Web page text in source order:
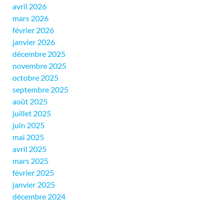
avril 2026
mars 2026
février 2026
janvier 2026
décembre 2025
novembre 2025
octobre 2025
septembre 2025
août 2025
juillet 2025
juin 2025
mai 2025
avril 2025
mars 2025
février 2025
janvier 2025
décembre 2024